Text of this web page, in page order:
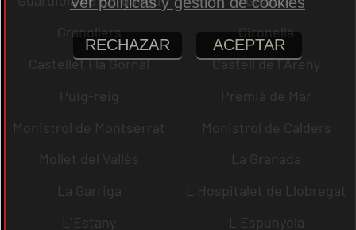
Granollers
Gironella
Castellet i la Gornal
Castell de l´Areny
Puig-reig
Premià de Mar
Monistrol de Montserrat
Monistrol de Calders
Mollet del Vallès
La Granada
La Garriga
L´Hospitalet de Llobregat
L´Estany
L´Espunyola
RECHAZAR ACEPTAR